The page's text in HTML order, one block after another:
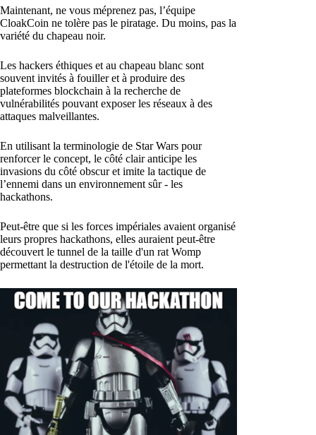
Maintenant, ne vous méprenez pas, l’équipe
CloakCoin ne tolère pas le piratage. Du moins, pas la
variété du chapeau noir.
Les hackers éthiques et au chapeau blanc sont
souvent invités à fouiller et à produire des
plateformes blockchain à la recherche de
vulnérabilités pouvant exposer les réseaux à des
attaques malveillantes.
En utilisant la terminologie de Star Wars pour
renforcer le concept, le côté clair anticipe les
invasions du côté obscur et imite la tactique de
l’ennemi dans un environnement sûr - les
hackathons.
Peut-être que si les forces impériales avaient organisé
leurs propres hackathons, elles auraient peut-être
découvert le tunnel de la taille d'un rat Womp
permettant la destruction de l'étoile de la mort.